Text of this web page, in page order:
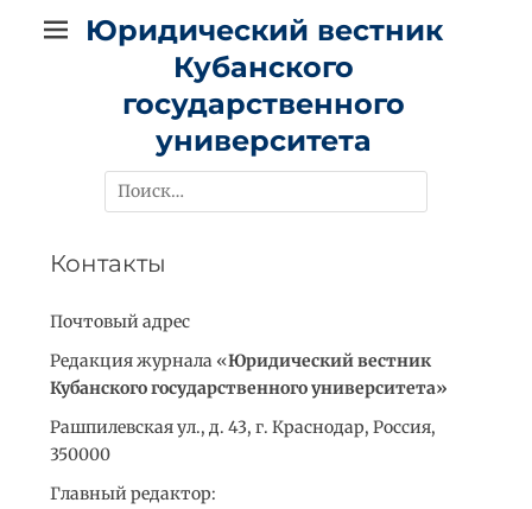
Юридический вестник
Кубанского
государственного
университета
Найти:
Контакты
Почтовый адрес
Редакция журнала «Юридический вестник
Кубанского государственного университета»
Рашпилевская ул., д. 43, г. Краснодар, Россия,
350000
Главный редактор: